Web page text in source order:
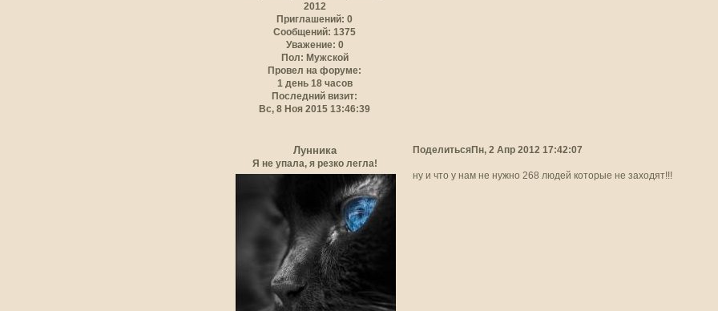
2012
Приглашений: 0
Сообщений: 1375
Уважение: 0
Пол: Мужской
Провел на форуме:
1 день 18 часов
Последний визит:
Вс, 8 Ноя 2015 13:46:39
Поделиться Пн, 2 Апр 2012 17:42:07
Лунника
Я не упала, я резко легла!
ну и что у нам не нужно 268 людей которые не заходят!!!